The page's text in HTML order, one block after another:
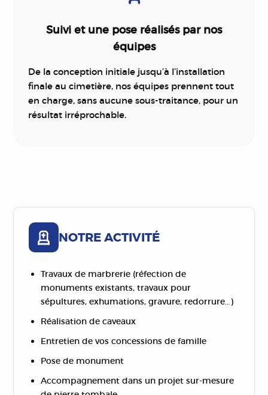
Suivi et une pose réalisés par nos
équipes
De la conception initiale jusqu’à l’installation
finale au cimetière, nos équipes prennent tout
en charge, sans aucune sous-traitance, pour un
résultat irréprochable.
NOTRE ACTIVITÉ
Travaux de marbrerie (réfection de
monuments existants, travaux pour
sépultures, exhumations, gravure, redorrure…)
Réalisation de caveaux
Entretien de vos concessions de famille
Pose de monument
Accompagnement dans un projet sur-mesure